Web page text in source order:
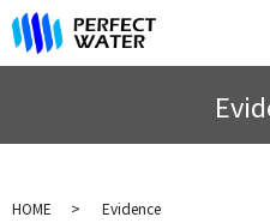
HOME Evidence